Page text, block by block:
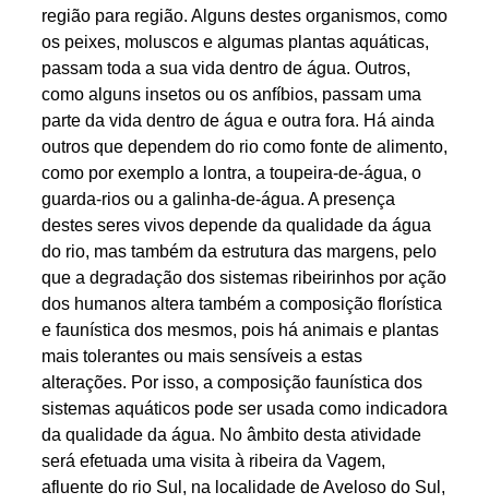
região para região. Alguns destes organismos, como
os peixes, moluscos e algumas plantas aquáticas,
passam toda a sua vida dentro de água. Outros,
como alguns insetos ou os anfíbios, passam uma
parte da vida dentro de água e outra fora. Há ainda
outros que dependem do rio como fonte de alimento,
como por exemplo a lontra, a toupeira-de-água, o
guarda-rios ou a galinha-de-água. A presença
destes seres vivos depende da qualidade da água
do rio, mas também da estrutura das margens, pelo
que a degradação dos sistemas ribeirinhos por ação
dos humanos altera também a composição florística
e faunística dos mesmos, pois há animais e plantas
mais tolerantes ou mais sensíveis a estas
alterações. Por isso, a composição faunística dos
sistemas aquáticos pode ser usada como indicadora
da qualidade da água. No âmbito desta atividade
será efetuada uma visita à ribeira da Vagem,
afluente do rio Sul, na localidade de Aveloso do Sul,